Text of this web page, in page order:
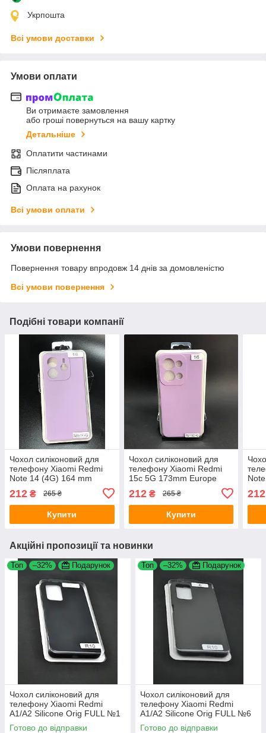
Укрпошта
Всі умови доставки
Умови оплати
Ви отримаєте замовлення
або гроші повернуться на вашу картку
Детальніше
Оплатити частинами
Післяплата
Оплата на рахунок
Всі умови оплати
Умови повернення
Повернення товару впродовж 14 днів за домовленістю
Всі умови повернення
Подібні товари компанії
Чохол силіконовий для
телефону Xiaomi Redmi
Note 14 (4G) 164 mm
Orig FULL No16 Lilac 4you
212 ₴ 265 ₴
Купити
Чохол силіконовий для
телефону Xiaomi Redmi
15c 5G 173mm Europe
version Silicone Orig FULL
No16 Lilac 4you
212₴ 265 ₴
Купити
212
Акційні пропозиції та новинки
Топ –32% Подарунок
Чохол силіконовий для
телефону Xiaomi Redmi
A1/A2 Silicone Orig FULL №1
black (4uou)
Готово до відправки
Топ –32% Подарунок
Чохол силіконовий для
телефону Xiaomi Redmi
A1/A2 Silicone Orig FULL №6
cocoa 4you
Готово до відправки